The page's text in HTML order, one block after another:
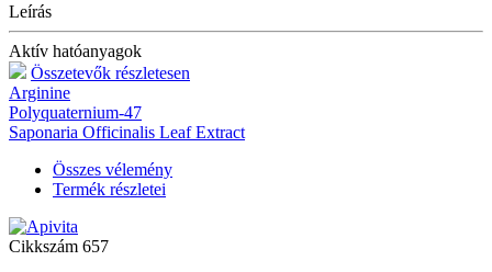
Leírás
Aktív hatóanyagok
Összetevők részletesen
Arginine
Polyquaternium-47
Saponaria Officinalis Leaf Extract
Összes vélemény
Termék részletei
Cikkszám 657